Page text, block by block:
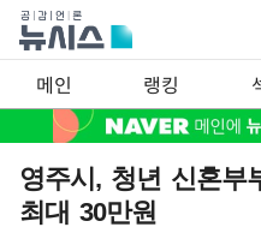
메인 랭킹
영주시, 청년 신혼
최대 30만원